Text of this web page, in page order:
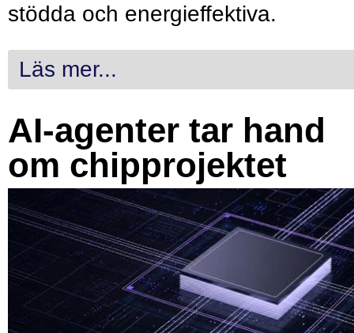
stödda och energieffektiva.
Läs mer...
AI-agenter tar hand
om chipprojektet